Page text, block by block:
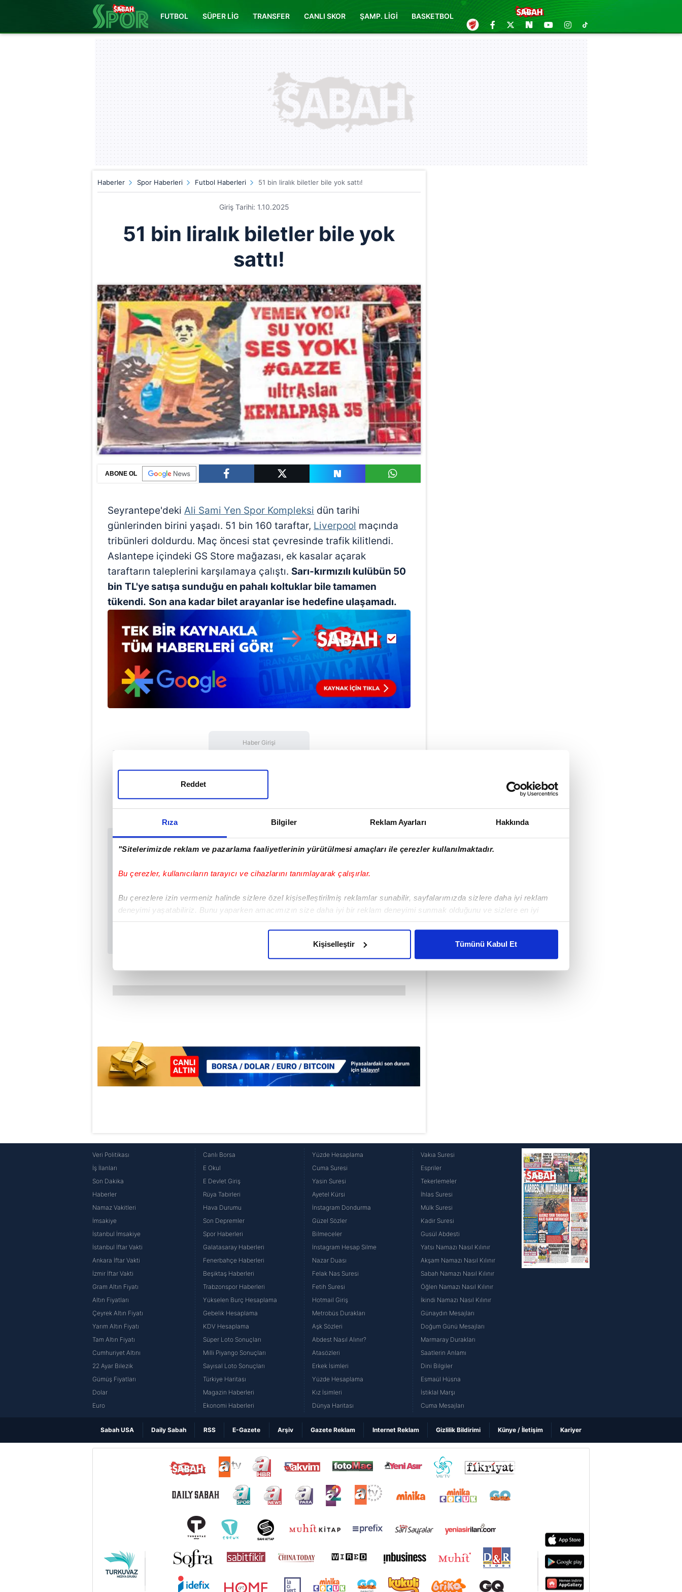
Rıza Bilgiler Reklam Ayarları Hakkında
"Sitelerimizde reklam ve pazarlama faaliyetlerinin yürütülmesi amaçları ile çerezler kullanılmaktadır.
Bu çerezler, kullanıcıların tarayıcı ve cihazlarını tanımlayarak çalışırlar.
Bu çerezlere izin vermeniz halinde sizlere özel kişiselleştirilmiş reklamlar sunabilir, sayfalarımızda sizlere daha iyi reklam
deneyimi yaşatabiliriz. Bunu yaparken amacımızın size daha iyi bir reklam deneyimi sunmak olduğunu ve sizlere en iyi
içerikleri sunabilmek adına elimizden gelen çabayı gösterdiğimizi ve bu noktada, reklamların maliyetlerimizi karşılamak
noktasında tek gelir kalemimiz olduğunu sizlere hatırlatmak isteriz.
Her halükârda, kullanıcılar, bu çerezlere izin vermedikleri takdirde, kullanıcılara hedefli reklamlar gösterilmeyecektir."
çerezler vasıtasıyla çeşitli kişisel verileriniz işlenmekte olup gerekli olan çerezler bilgi toplumu hizmetlerinin sunulması
Çerezlere ilişkin tercihlerinizi aşağıda yer alan panel vasıtasıyla belirleyebilirsiniz. Çerezlere ilişkin detaylı bilgi için Ayarlar
butonuna tıklayabilir,Çerez Bilgilendirme Metnimizi ziyaret edebilirsiniz.
6698 sayılı Kişisel Verilerin Korunması Kanunu uyarınca hazırlanmış Aydınlatma Metnimizi okumak ve sitemizde ilgili
Reddet
Kişiselleştir Tümünü Kabul Et
FUTBOL SÜPER LİG TRANSFER CANLI SKOR ŞAMP. LİGİ BASKETBOL
Haberler Spor Haberleri Futbol Haberleri 51 bin liralık biletler bile yok sattı!
Giriş Tarihi: 1.10.2025
51 bin liralık biletler bile yok
sattı!
ABONE OL
Seyrantepe'deki Ali Sami Yen Spor Kompleksi dün tarihi
günlerinden birini yaşadı. 51 bin 160 taraftar, Liverpool maçında
tribünleri doldurdu. Maç öncesi stat çevresinde trafik kilitlendi.
Aslantepe içindeki GS Store mağazası, ek kasalar açarak
taraftarın taleplerini karşılamaya çalıştı. Sarı-kırmızılı kulübün 50
bin TL'ye satışa sunduğu en pahalı koltuklar bile tamamen
tükendi. Son ana kadar bilet arayanlar ise hedefine ulaşamadı.
Haber Girişi
Sabah.com.tr Uygulamamızı İndirin
Veri Politikası
İş İlanları
Son Dakika
Haberler
Namaz Vakitleri
İmsakiye
İstanbul İmsakiye
İstanbul İftar Vakti
Ankara İftar Vakti
İzmir İftar Vakti
Gram Altın Fiyatı
Altın Fiyatları
Çeyrek Altın Fiyatı
Yarım Altın Fiyatı
Tam Altın Fiyatı
Cumhuriyet Altını
22 Ayar Bilezik
Gümüş Fiyatları
Dolar
Euro
Canlı Borsa
E Okul
E Devlet Giriş
Rüya Tabirleri
Hava Durumu
Son Depremler
Spor Haberleri
Galatasaray Haberleri
Fenerbahçe Haberleri
Beşiktaş Haberleri
Trabzonspor Haberleri
Yükselen Burç Hesaplama
Gebelik Hesaplama
KDV Hesaplama
Süper Loto Sonuçları
Milli Piyango Sonuçları
Sayısal Loto Sonuçları
Türkiye Haritası
Magazin Haberleri
Ekonomi Haberleri
Yüzde Hesaplama
Cuma Suresi
Yasin Suresi
Ayetel Kürsi
İnstagram Dondurma
Güzel Sözler
Bilmeceler
İnstagram Hesap Silme
Nazar Duası
Felak Nas Suresi
Fetih Suresi
Hotmail Giriş
Metrobüs Durakları
Aşk Sözleri
Abdest Nasıl Alınır?
Atasözleri
Erkek İsimleri
Yüzde Hesaplama
Kız İsimleri
Dünya Haritası
Vakıa Suresi
Espriler
Tekerlemeler
İhlas Suresi
Mülk Suresi
Kadir Suresi
Gusül Abdesti
Yatsı Namazı Nasıl Kılınır
Akşam Namazı Nasıl Kılınır
Sabah Namazı Nasıl Kılınır
Öğlen Namazı Nasıl Kılınır
İkindi Namazı Nasıl Kılınır
Günaydın Mesajları
Doğum Günü Mesajları
Marmaray Durakları
Saatlerin Anlamı
Dini Bilgiler
Esmaül Hüsna
İstiklal Marşı
Cuma Mesajları
Sabah USA Daily Sabah RSS E-Gazete Arşiv Gazete Reklam Internet Reklam Gizlilik Bildirimi Künye / İletişim Kariyer